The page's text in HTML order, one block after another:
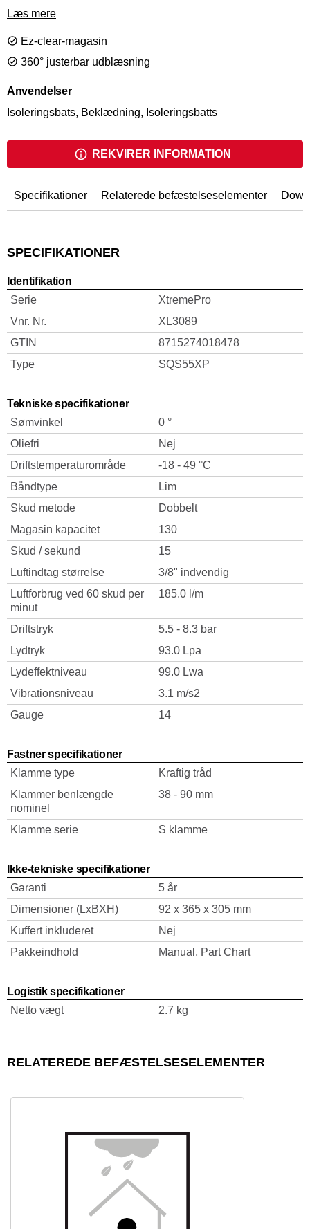
S klammer fra 44-90mm.
Læs mere
Ez-clear-magasin
360° justerbar udblæsning
Anvendelser
Isoleringsbats, Beklædning, Isoleringsbatts
REKVIRER INFORMATION
Specifikationer Relaterede befæstelseselementer
SPECIFIKATIONER
Identifikation
Serie
XtremePro
Vnr. Nr.
XL3089
GTIN
8715274018478
Type
SQS55XP
Tekniske specifikationer
Sømvinkel
0 °
Oliefri
Nej
Driftstemperaturområde
-18 - 49 °C
Båndtype
Lim
Skud metode
Dobbelt
Magasin kapacitet
130
Skud / sekund
15
Luftindtag størrelse
3/8" indvendig
Luftforbrug ved 60 skud per
minut
185.0 l/m
Driftstryk
5.5 - 8.3 bar
Lydtryk
93.0 Lpa
Lydeffektniveau
99.0 Lwa
Vibrationsniveau
3.1 m/s2
Gauge
14
Fastner specifikationer
Klamme type
Kraftig tråd
Klammer benlængde
nominel
38 - 90 mm
Klamme serie S klamme
Ikke-tekniske specifikationer
Garanti
5 år
Dimensioner (LxBXH)
92 x 365 x 305 mm
Kuffert inkluderet
Nej
Pakkeindhold
Manual, Part Chart
Logistik specifikationer
Netto vægt
2.7 kg
RELATEREDE BEFÆSTELSESELEMENTER